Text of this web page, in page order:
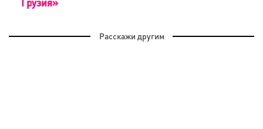
Расскажи другим